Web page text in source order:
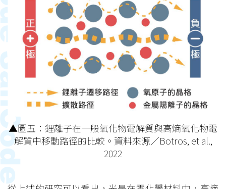
▲圖五：鋰離子在一般氧化物電解質與高熵氧化物電
解質中移動路徑的比較。資料來源／Botros, et al.,
2022